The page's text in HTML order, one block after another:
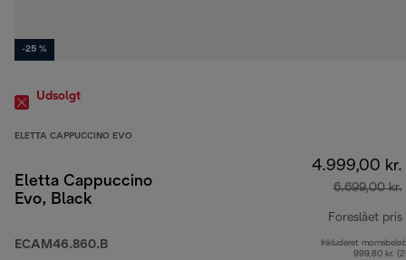
-25 %
Udsolgt
ELETTA CAPPUCCINO EVO
Eletta Cappuccino
Evo, Black
ECAM46.860.B
4.999,00 kr.
6.699,00 kr.
Foreslået pris
Inkluderet
999,80 kr.